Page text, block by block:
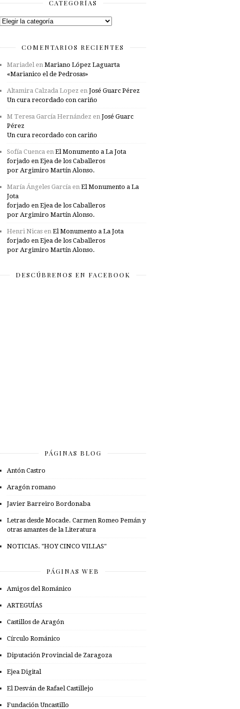
CATEGORÍAS
Categorías
COMENTARIOS RECIENTES
Mariadelen Mariano López Laguarta
«Marianico el de Pedrosas»
Altamira Calzada Lopez en José Guarc Pérez
Un cura recordado con cariño
M Teresa García Hernández en José Guarc
Pérez
Un cura recordado con cariño
Sofía Cuenca en El Monumento a La Jota
forjado en Ejea de los Caballeros
por Argimiro Martín Alonso.
María Ángeles García en El Monumento a La
Jota
forjado en Ejea de los Caballeros
por Argimiro Martín Alonso.
Henri Nicas en El Monumento a La Jota
forjado en Ejea de los Caballeros
por Argimiro Martín Alonso.
DESCÚBRENOS EN FACEBOOK
PÁGINAS BLOG
Antón Castro
Aragón romano
Javier Barreiro Bordonaba
Letras desde Mocade. Carmen Romeo Pemán y
otras amantes de la Literatura
NOTICIAS. "HOY CINCO VILLAS"
PÁGINAS WEB
Amigos del Románico
ARTEGUÍAS
Castillos de Aragón
Círculo Románico
Diputación Provincial de Zaragoza
Ejea Digital
El Desván de Rafael Castillejo
Fundación Uncastillo